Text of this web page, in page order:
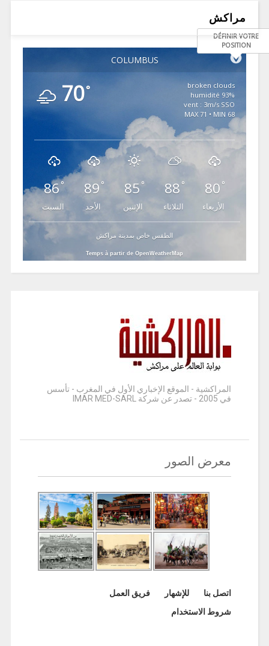
مراكش
COLUMBUS
DÉFINIR VOTRE
POSITION
70°
broken clouds
93% humidité
vent : 3m/s SSO
MAX 71 • MIN 68
86°
السبت
89 °
الأحد
85°
الإثنين
88 °
الثلاثاء
80 °
الأربعاء
الطقس خاص بمدينة مراكش
Temps à partir de OpenWeatherMap
المراكشية - الموقع الإخباري الأول في المغرب - تأسس
في 2005 - تصدر عن شركة IMAR MED-SARL
معرض الصور
اتصل بنا للإشهار
فريق العمل
شروط الاستخدام